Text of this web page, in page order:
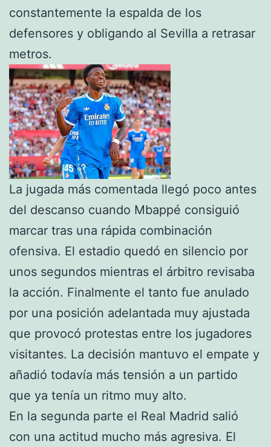
constantemente la espalda de los
defensores y obligando al Sevilla a retrasar
metros.
La jugada más comentada llegó poco antes
del descanso cuando Mbappé consiguió
marcar tras una rápida combinación
ofensiva. El estadio quedó en silencio por
unos segundos mientras el árbitro revisaba
la acción. Finalmente el tanto fue anulado
por una posición adelantada muy ajustada
que provocó protestas entre los jugadores
visitantes. La decisión mantuvo el empate y
añadió todavía más tensión a un partido
que ya tenía un ritmo muy alto.
En la segunda parte el Real Madrid salió
con una actitud mucho más agresiva. El